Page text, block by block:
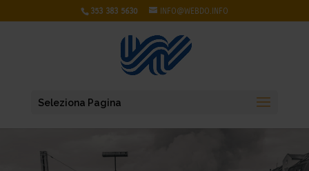
353 383 5630 INFO@WEBDO.INFO
Seleziona Pagina